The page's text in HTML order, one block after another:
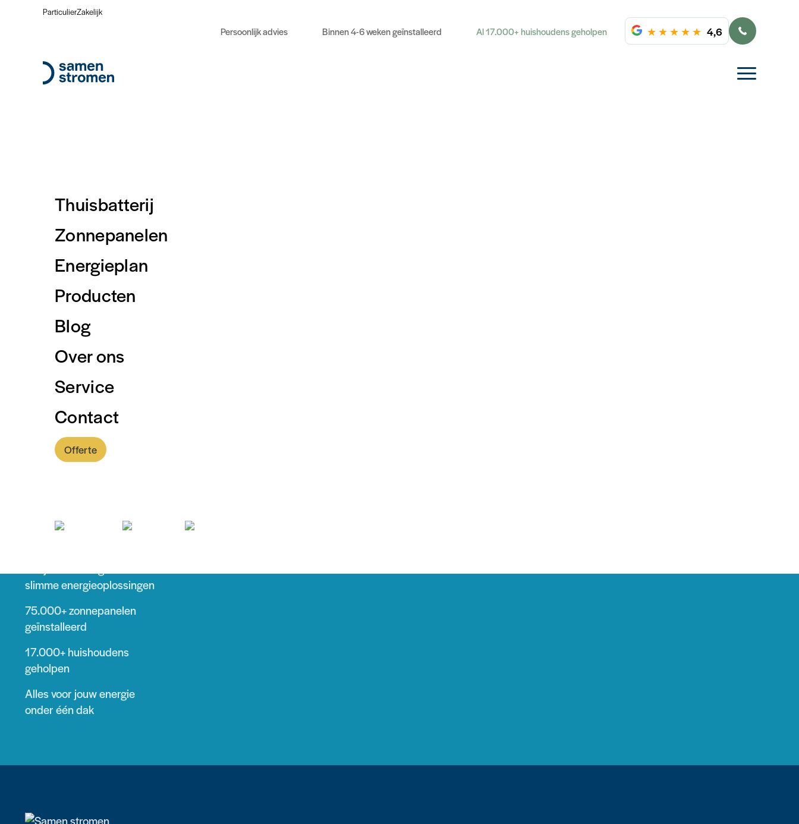
ParticulierZakelijk
Persoonlijk advies Binnen 4-6 weken geïnstalleerd Al 17.000+ huishoudens geholpen ★ ★ ★ ★ ★ 4,6
Thuisbatterij
Zonnepanelen
Energieplan
Producten
Blog
Over ons
Service
Contact
Offerte
slimme energieoplossingen
75.000+zonnepanelen
geïnstalleerd
17.000+huishoudens
geholpen
Alles voor jouw energie
onder één dak